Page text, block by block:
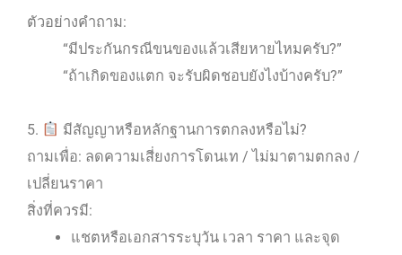
ตัวอย่างคำถาม:
“มีประกันกรณีขนของแล้วเสียหายไหมครับ?”
“ถ้าเกิดของแตก จะรับผิดชอบยังไงบ้างครับ?”
5.
มีสัญญาหรือหลักฐานการตกลงหรือไม่?
ถามเพื่อ: ลดความเสี่ยงการโดนเท / ไม่มาตามตกลง /
เปลี่ยนราคา
สิ่งที่ควรมี:
แชตหรือเอกสารระบุวัน เวลา ราคา และจุด